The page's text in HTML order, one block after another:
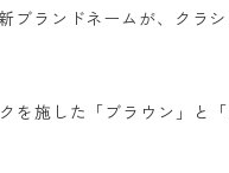
ランドネームが、クラ
施した「ブラウン」と